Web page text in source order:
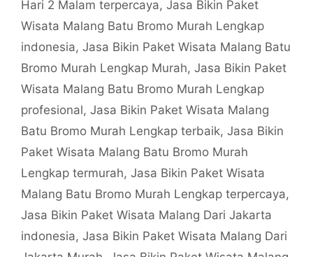
Hari 2 Malam terpercaya, Jasa Bikin Paket
Wisata Malang Batu Bromo Murah Lengkap
indonesia, Jasa Bikin Paket Wisata Malang Batu
Bromo Murah Lengkap Murah, Jasa Bikin Paket
Wisata Malang Batu Bromo Murah Lengkap
profesional, Jasa Bikin Paket Wisata Malang
Batu Bromo Murah Lengkap terbaik, Jasa Bikin
Paket Wisata Malang Batu Bromo Murah
Lengkap termurah, Jasa Bikin Paket Wisata
Malang Batu Bromo Murah Lengkap terpercaya,
Jasa Bikin Paket Wisata Malang Dari Jakarta
indonesia, Jasa Bikin Paket Wisata Malang Dari